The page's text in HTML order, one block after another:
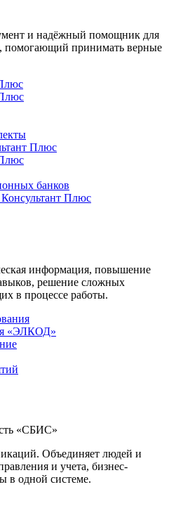
и надёжный помощник для
помогающий принимать верные
Плюс
банков
Плюс
информация, повышение
решение сложных
в процессе работы.
«ЭЛКОД»
«СБИС»
Объединяет людей и
и учета, бизнес-
в одной системе.